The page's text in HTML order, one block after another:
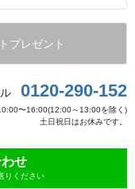
プレゼント
0120-290-152
〜16:00(12:00～13:00を除く)
土日祝日はお休みです。
せ
りください